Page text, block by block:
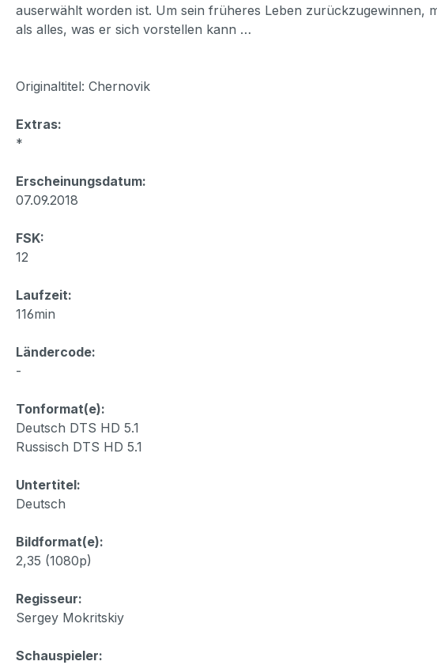
auserwählt worden ist. Um sein früheres Leben zurückzugewinnen,
als alles, was er sich vorstellen kann …
Originaltitel: Chernovik
Extras:
*
Erscheinungsdatum:
07.09.2018
FSK:
12
Laufzeit:
116min
Ländercode:
-
Tonformat(e):
Deutsch DTS HD 5.1
Russisch DTS HD 5.1
Untertitel:
Deutsch
Bildformat(e):
2,35 (1080p)
Regisseur:
Sergey Mokritskiy
Schauspieler: